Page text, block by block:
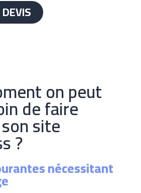
on peut
de faire
site
?
nécessitant